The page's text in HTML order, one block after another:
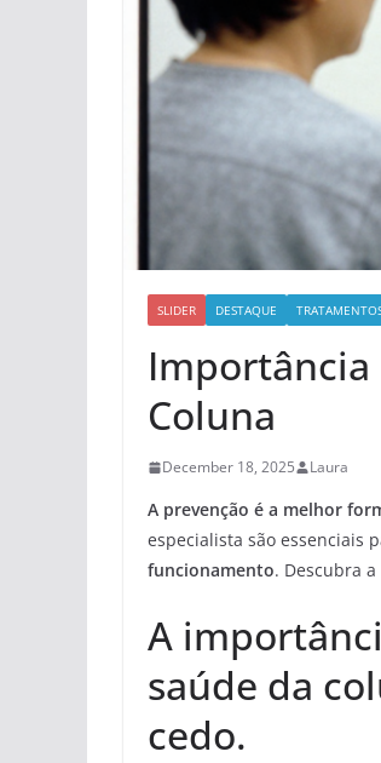
SLIDER DESTAQUE
Importância
Coluna
December 18, 2025 Laura
A prevenção é a melhor
especialista são essenciais
funcionamento. Descubra
A
saúde da
cedo.